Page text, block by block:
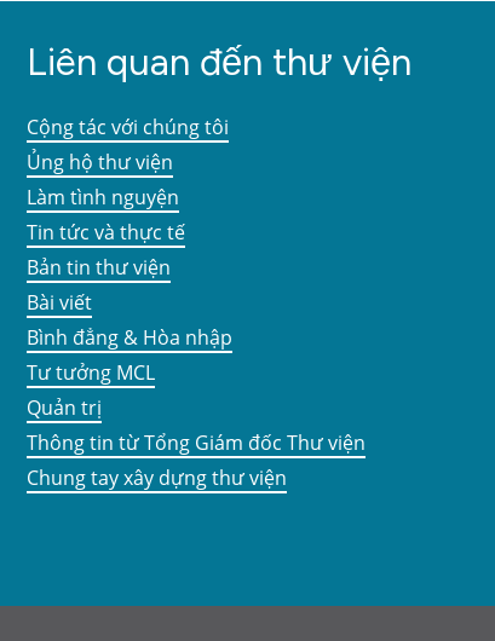
Liên quan đến thư viện
Cộng tác với chúng tôi
Ủng hộ thư viện
Làm tình nguyện
Tin tức và thực tế
Bản tin thư viện
Bài viết
Bình đẳng & Hòa nhập
Tư tưởng MCL
Quản trị
Thông tin từ Tổng Giám đốc Thư viện
Chung tay xây dựng thư viện